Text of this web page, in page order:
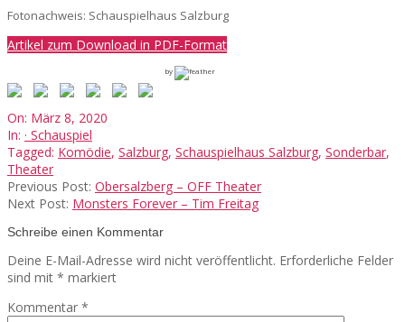
Fotonachweis: Schauspielhaus Salzburg
Artikel zum Download in PDF-Format
by
2020-
03-
08
On: März 8, 2020
In: · Schauspiel
Tagged: Komödie, Salzburg, Schauspielhaus Salzburg, Sonderbar,
Theater
Previous Post: Obersalzberg – OFF Theater
Next Post: Monsters Forever – Tim Freitag
Schreibe einen Kommentar
Deine E-Mail-Adresse wird nicht veröffentlicht. Erforderliche Felder
sind mit * markiert
Kommentar *